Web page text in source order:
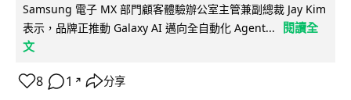
Samsung 電子 MX 部門顧客體驗辦公室主管兼副總裁 Jay Kim
表示，品牌正推動 Galaxy AI 邁向全自動化 Agent...
閱讀全
文
8 1 ↗ 分享